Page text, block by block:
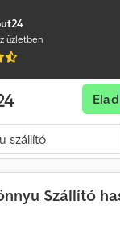
üzletben
Elad
Szállító